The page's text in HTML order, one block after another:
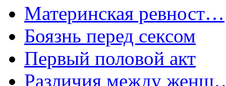
Материнская ревност…
Боязнь перед сексом
Первый половой акт
Различия между